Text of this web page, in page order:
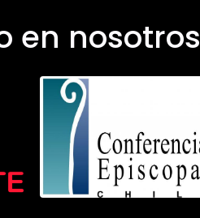
en nosotros